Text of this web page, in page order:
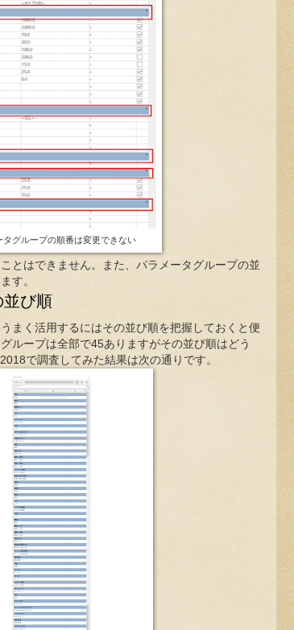
タグループの順番は変更できない
とはできません。また、パラメータグループの並
す。
び順
まく活用するにはその並び順を把握しておくと便
ループは全部で45ありますがその並び順はどう
で調査してみた結果は次の通りです。